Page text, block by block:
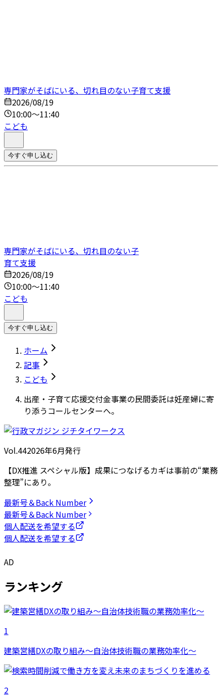
専門家がそばにいる、切れ目のない子育て支援
2026/08/19
10:00～11:40
こども
今すぐ申し込む
専門家がそばにいる、切れ目のない子
育て支援
2026/08/19
10:00～11:40
こども
今すぐ申し込む
ホーム
記事
こども
出産・子育て応援交付金事業の民間委託は妊産婦に寄
り添うコールセンターへ。
Vol.442026年6月発行
【DX推進 スペシャル版】成果につなげるカギは事前の“業務
整理”にあり。
最新号＆Back Number
最新号＆Back Number
個人配送を希望する
個人配送を希望する
AD
ランキング
1
建築営繕DXの取り組み～自治体技術職の業務効率化～
2